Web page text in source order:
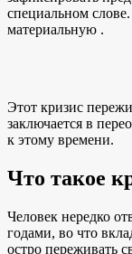
специальном
материальную .
Этот кризис
заключается в
к этому времени.
Что такое
Человек нередко
годами, во что
остро переживать